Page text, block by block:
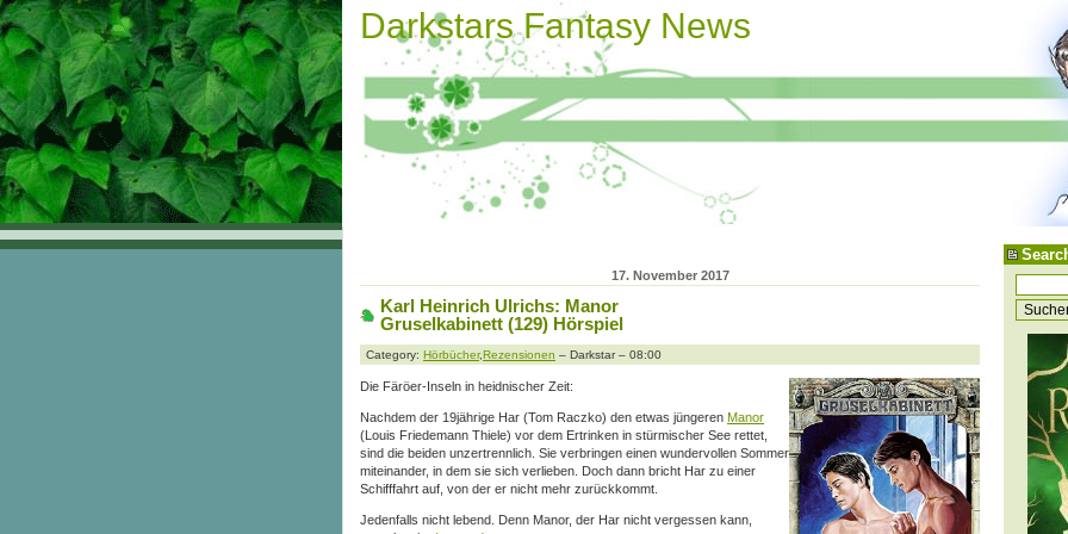
Darkstars Fantasy News
17. November 2017
Karl Heinrich Ulrichs: Manor
Gruselkabinett (129) Hörspiel
Category: Hörbücher,Rezensionen – Darkstar – 08:00
Die Färöer-Inseln in heidnischer Zeit:
Nachdem der 19jährige Har (Tom Raczko) den etwas jüngeren Manor
(Louis Friedemann Thiele) vor dem Ertrinken in stürmischer See rettet,
sind die beiden unzertrennlich. Sie verbringen einen wundervollen Sommer
miteinander, in dem sie sich verlieben. Doch dann bricht Har zu einer
Schifffahrt auf, von der er nicht mehr zurückkommt.
Jedenfalls nicht lebend. Denn Manor, der Har nicht vergessen kann,